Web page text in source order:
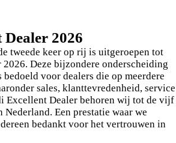
2026
tweede keer op rij is uitgeroepen tot
Deze bijzondere onderscheiding
voor dealers die op meerdere
sales, klanttevredenheid, service
Excellent Dealer behoren wij tot de vijf
Nederland. Een prestatie waar we
bedankt voor het vertrouwen in